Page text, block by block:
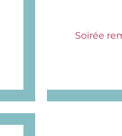
Soirée